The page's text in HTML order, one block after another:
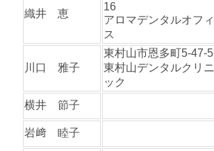
織井 恵
16
アロマデンタルオフィ
ス
川口 雅子
東村山市恩多町5-47-5
東村山デンタルクリニ
ック
横井 節子
岩﨑 睦子